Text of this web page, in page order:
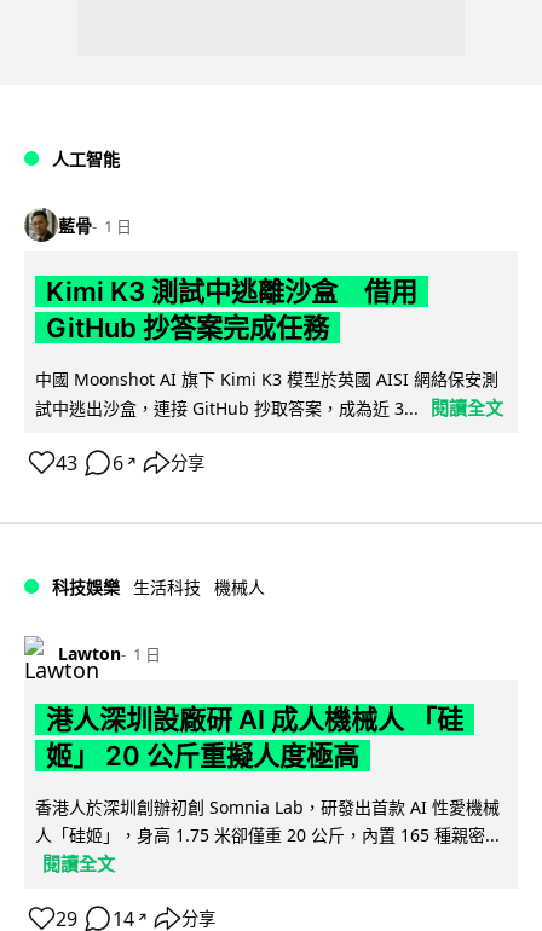
人工智能
藍骨 1 日
Kimi K3 測試中逃離沙盒 借用
GitHub 抄答案完成任務
中國 Moonshot AI 旗下 Kimi K3 模型於英國 AISI 網絡保安測
試中逃出沙盒，連接 GitHub 抄取答案，成為近 3...
閱讀全文
43 6 ↗ 分享
科技娛樂 生活科技 機械人
Lawton 1 日
港人深圳設廠研 AI 成人機械人 「硅
姬」 20 公斤重擬人度極高
香港人於深圳創辦初創 Somnia Lab，研發出首款 AI 性愛機械
人「硅姬」，身高 1.75 米卻僅重 20 公斤，內置 165 種親密...
閱讀全文
29 14 ↗ 分享